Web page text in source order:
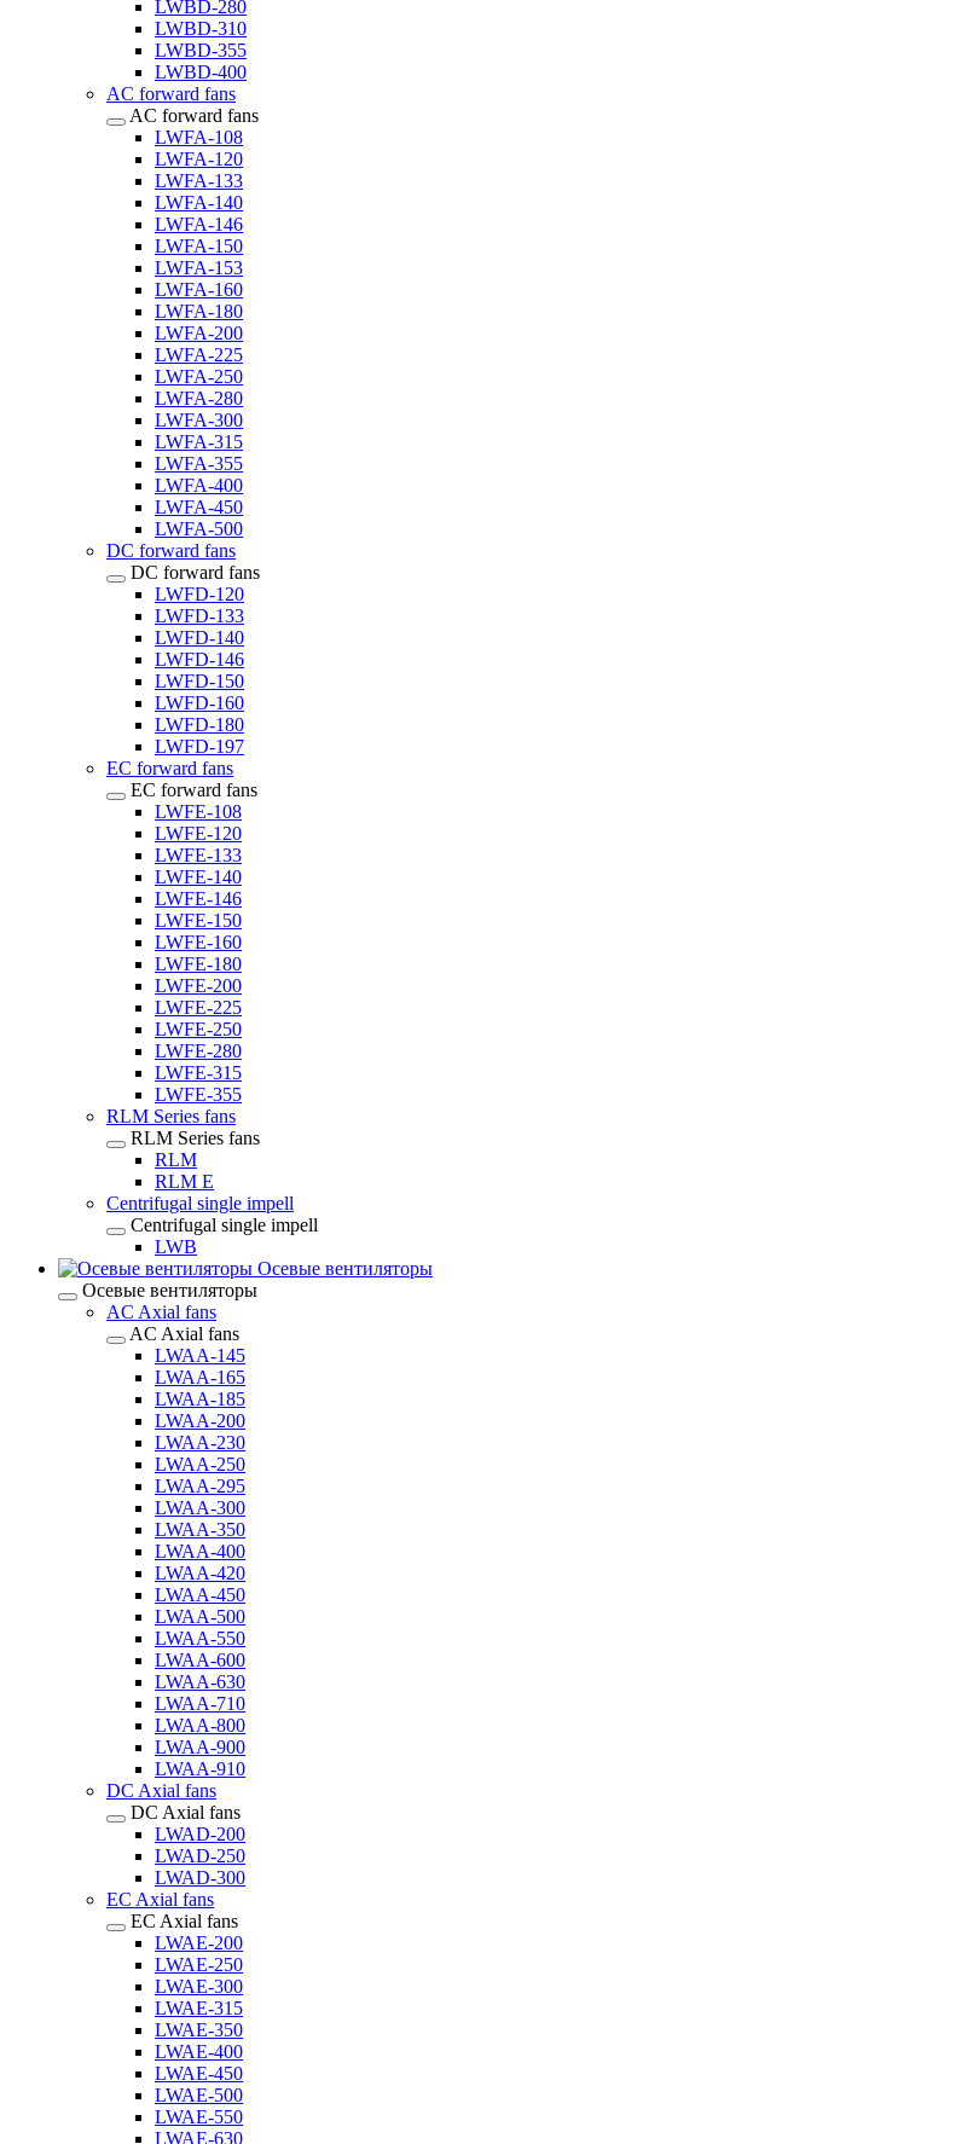
LWBD-280
LWBD-310
LWBD-355
LWBD-400
AC forward fans
AC forward fans
LWFA-108
LWFA-120
LWFA-133
LWFA-140
LWFA-146
LWFA-150
LWFA-153
LWFA-160
LWFA-180
LWFA-200
LWFA-225
LWFA-250
LWFA-280
LWFA-300
LWFA-315
LWFA-355
LWFA-400
LWFA-450
LWFA-500
DC forward fans
DC forward fans
LWFD-120
LWFD-133
LWFD-140
LWFD-146
LWFD-150
LWFD-160
LWFD-180
LWFD-197
EC forward fans
EC forward fans
LWFE-108
LWFE-120
LWFE-133
LWFE-140
LWFE-146
LWFE-150
LWFE-160
LWFE-180
LWFE-200
LWFE-225
LWFE-250
LWFE-280
LWFE-315
LWFE-355
RLM Series fans
RLM Series fans
RLM
RLM E
Centrifugal single impell
Centrifugal single impell
LWB
Осевые вентиляторы
Осевые вентиляторы
AC Axial fans
AC Axial fans
LWAA-145
LWAA-165
LWAA-185
LWAA-200
LWAA-230
LWAA-250
LWAA-295
LWAA-300
LWAA-350
LWAA-400
LWAA-420
LWAA-450
LWAA-500
LWAA-550
LWAA-600
LWAA-630
LWAA-710
LWAA-800
LWAA-900
LWAA-910
DC Axial fans
DC Axial fans
LWAD-200
LWAD-250
LWAD-300
EC Axial fans
EC Axial fans
LWAE-200
LWAE-250
LWAE-300
LWAE-315
LWAE-350
LWAE-400
LWAE-450
LWAE-500
LWAE-550
LWAE-630